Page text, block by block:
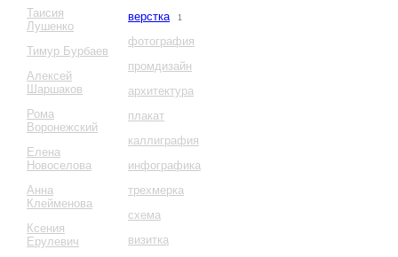
Таисия
Лушенко
Тимур Бурбаев
Алексей
Шаршаков
Рома
Воронежский
Елена
Новоселова
Анна
Клейменова
Ксения
Ерулевич
верстка 1
фотография
промдизайн
архитектура
плакат
каллиграфия
инфографика
трехмерка
схема
визитка